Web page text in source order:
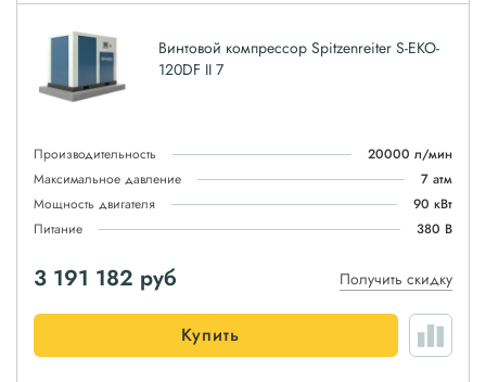
Винтовой компрессор Spitzenreiter S-EKO-
120DF II 7
Производительность
20000 л/мин
Максимальное давление
7 атм
Мощность двигателя
90 кВт
Питание
380 В
3 191 182 руб Получить скидку
Купить